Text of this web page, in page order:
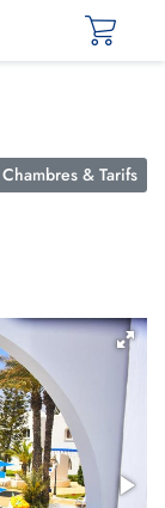
Chambres & Tarifs